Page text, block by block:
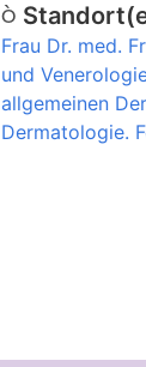
Frau Dr. med.
und
allgemeinen
Dermatologie.